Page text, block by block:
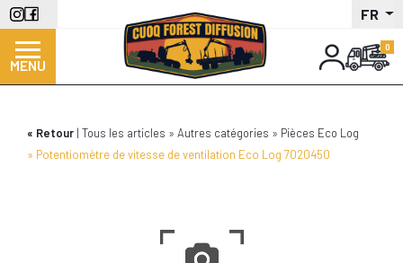
Aller
au
contenu
principal
FR
MENU
Retour Tous les articles Autres catégories
Pièces Eco Log
Potentiomètre de vitesse de ventilation Eco Log 7020450